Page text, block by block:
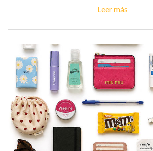
Leer más